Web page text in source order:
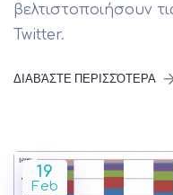
βελτιστοποιήσουν
Twitter.
ΔΙΑΒΆΣΤΕ ΠΕΡΙΣΣΌΤΕΡΑ
19
Feb